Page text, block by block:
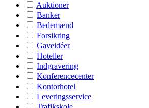
Auktioner
Banker
Bedemænd
Forsikring
Gaveidéer
Hoteller
Indgravering
Konferencecenter
Kontorhotel
Leveringsservice